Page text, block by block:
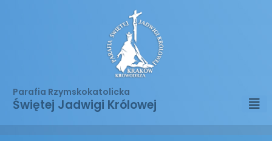
Parafia Rzymskokatolicka
Świętej Jadwigi Królowej